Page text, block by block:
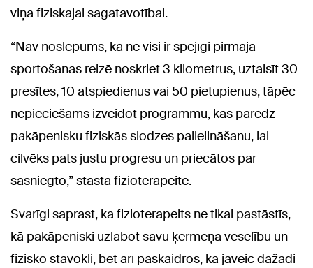
viņa fiziskajai sagatavotībai.
“Nav noslēpums, ka ne visi ir spējīgi pirmajā
sportošanas reizē noskriet 3 kilometrus, uztaisīt 30
presītes, 10 atspiedienus vai 50 pietupienus, tāpēc
nepieciešams izveidot programmu, kas paredz
pakāpenisku fiziskās slodzes palielināšanu, lai
cilvēks pats justu progresu un priecātos par
sasniegto,” stāsta fizioterapeite.
Svarīgi saprast, ka fizioterapeits ne tikai pastāstīs,
kā pakāpeniski uzlabot savu ķermeņa veselību un
fizisko stāvokli, bet arī paskaidros, kā jāveic dažādi